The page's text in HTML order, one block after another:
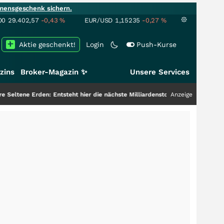
sichern.
29.402,57 -0,43% EUR/USD 1,15235 -0,27 %
Login Push-Kurse
Aktie geschenkt!
Broker-Magazin ✨ Unsere Services
Entsteht hier die nächste Milliardenstory?+++ Anzeige